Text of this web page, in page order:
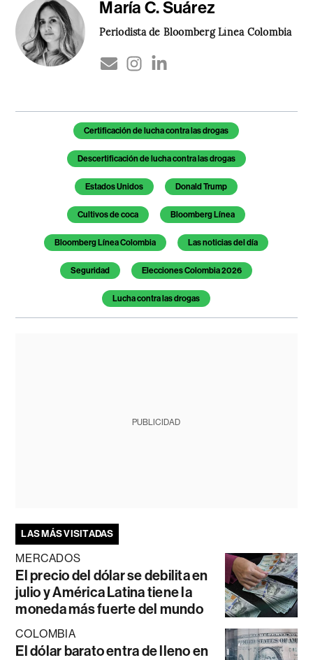
María C. Suárez
Periodista de Bloomberg Línea Colombia
Temas de este artículo
Certificación de lucha contra las drogas
Descertificación de lucha contra las drogas
Estados Unidos Donald Trump
Cultivos de coca Bloomberg Línea
Bloomberg Línea Colombia Las noticias del día
Seguridad Elecciones Colombia 2026
Lucha contra las drogas
PUBLICIDAD
LAS MÁS VISITADAS
MERCADOS
El precio del dólar se debilita en
julio y América Latina tiene la
moneda más fuerte del mundo
COLOMBIA
El dólar barato entra de lleno en